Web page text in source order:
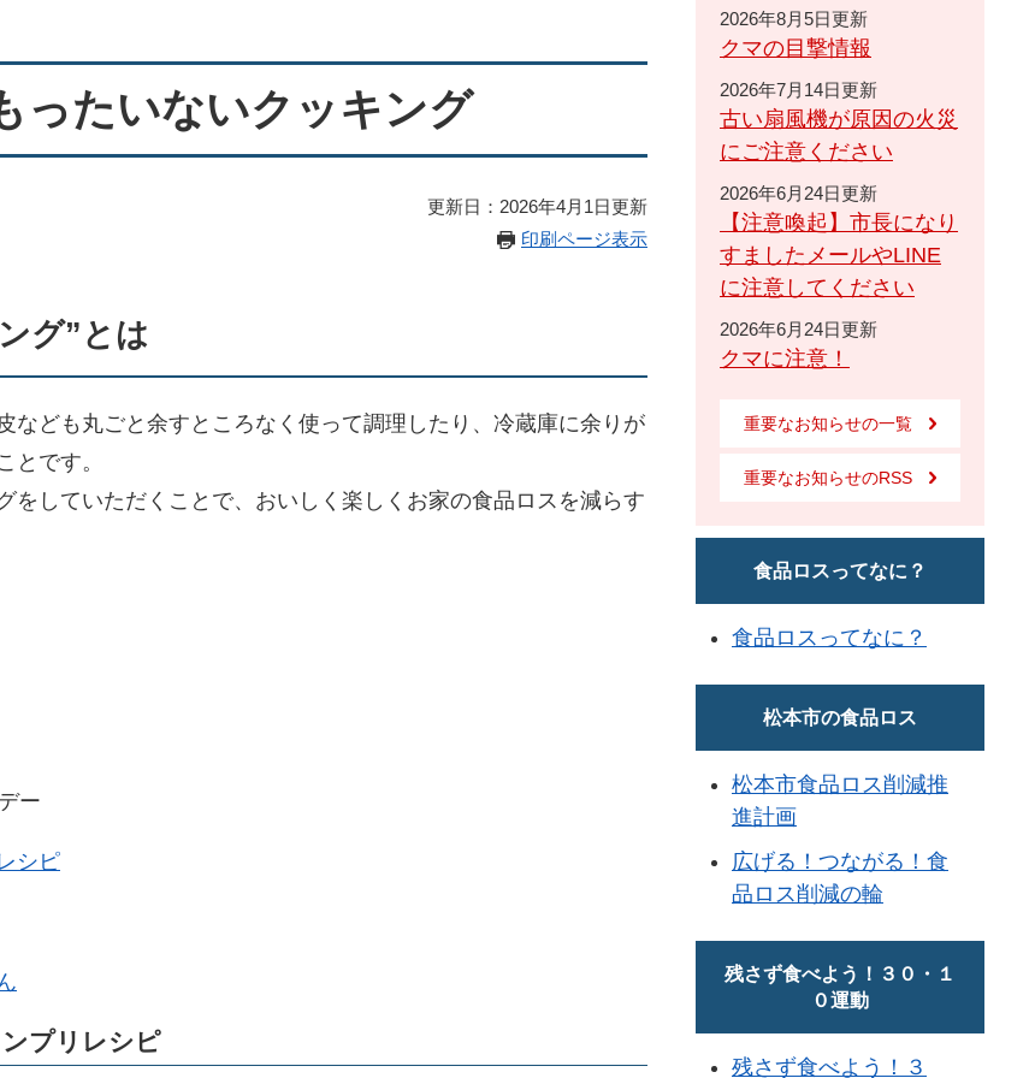
ったいないクッキング
更新日：2026年4月1日更新
印刷ページ表示
グ”とは
なども丸ごと余すところなく使って調理したり、冷蔵庫に余りが
とです。
をしていただくことで、おいしく楽しくお家の食品ロスを減らす
ー
シピ
プリレシピ
2026年8月5日更新
クマの目撃情報
2026年7月14日更新
古い扇風機が原因の火災
にご注意ください
2026年6月24日更新
【注意喚起】市長になり
すましたメールやLINE
に注意してください
2026年6月24日更新
クマに注意！
重要なお知らせの一覧
重要なお知らせのRSS
食品ロスってなに？
食品ロスってなに？
松本市の食品ロス
松本市食品ロス削減推
進計画
広げる！つながる！食
品ロス削減の輪
残さず食べよう！３０・１
０運動
残さず食べよう！３